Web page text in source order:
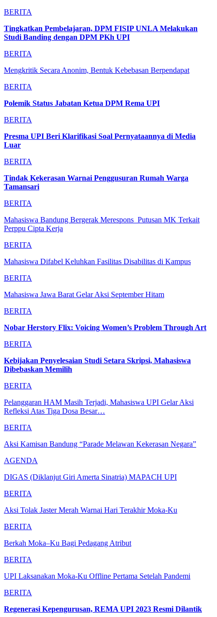
BERITA
Tingkatkan Pembelajaran, DPM FISIP UNLA Melakukan
Studi Banding dengan DPM PKh UPI
BERITA
Mengkritik Secara Anonim, Bentuk Kebebasan Berpendapat
BERITA
Polemik Status Jabatan Ketua DPM Rema UPI
BERITA
Presma UPI Beri Klarifikasi Soal Pernyataannya di Media
Luar
BERITA
Tindak Kekerasan Warnai Penggusuran Rumah Warga
Tamansari
BERITA
Mahasiswa Bandung Bergerak Merespons Putusan MK Terkait
Perppu Cipta Kerja
BERITA
Mahasiswa Difabel Keluhkan Fasilitas Disabilitas di Kampus
BERITA
Mahasiswa Jawa Barat Gelar Aksi September Hitam
BERITA
Nobar Herstory Flix: Voicing Women’s Problem Through Art
BERITA
Kebijakan Penyelesaian Studi Setara Skripsi, Mahasiswa
Dibebaskan Memilih
BERITA
Pelanggaran HAM Masih Terjadi, Mahasiswa UPI Gelar Aksi
Refleksi Atas Tiga Dosa Besar…
BERITA
Aksi Kamisan Bandung “Parade Melawan Kekerasan Negara”
AGENDA
DIGAS (Diklanjut Giri Amerta Sinatria) MAPACH UPI
BERITA
Aksi Tolak Jaster Merah Warnai Hari Terakhir Moka-Ku
BERITA
Berkah Moka–Ku Bagi Pedagang Atribut
BERITA
UPI Laksanakan Moka-Ku Offline Pertama Setelah Pandemi
BERITA
Regenerasi Kepengurusan, REMA UPI 2023 Resmi Dilantik